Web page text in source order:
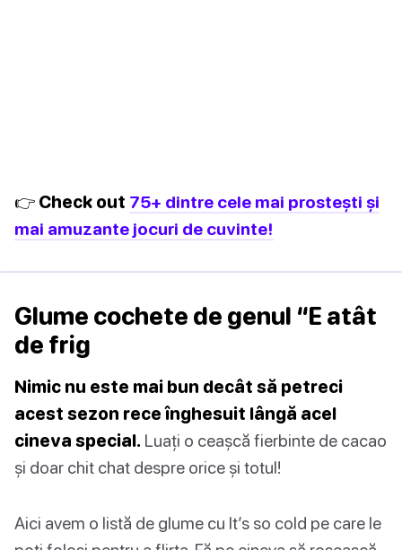
👉 Check out 75+ dintre cele mai prostești și
mai amuzante jocuri de cuvinte!
Glume cochete de genul “E atât
de frig
Nimic nu este mai bun decât să petreci
acest sezon rece înghesuit lângă acel
cineva special. Luați o ceașcă fierbinte de cacao
și doar chit chat despre orice și totul!
Aici avem o listă de glume cu It’s so cold pe care le